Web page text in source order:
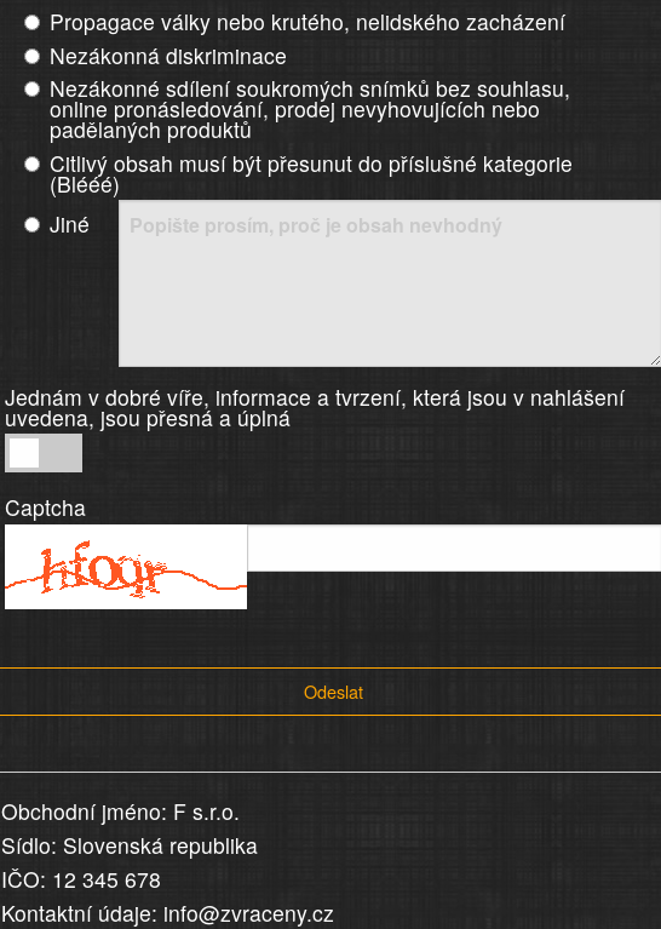
Propagace války nebo krutého, nelidského zacházení
Nezákonná diskriminace
Nezákonné sdílení soukromých snímků bez souhlasu,
online pronásledování, prodej nevyhovujících nebo
padělaných produktů
Citlivý obsah musí být přesunut do příslušné kategorie
(Blééé)
Jiné
Jednám v dobré víře, informace a tvrzení, která jsou v nahlášení
uvedena, jsou přesná a úplná
v
dobré
informace
v
uvedena,
jsou
přesná
a
úplná
Captcha
Odeslat
Obchodní jméno: F s.r.o.
Sídlo: Slovenská republika
IČO: 12 345 678
Kontaktní údaje: info@zvraceny.cz